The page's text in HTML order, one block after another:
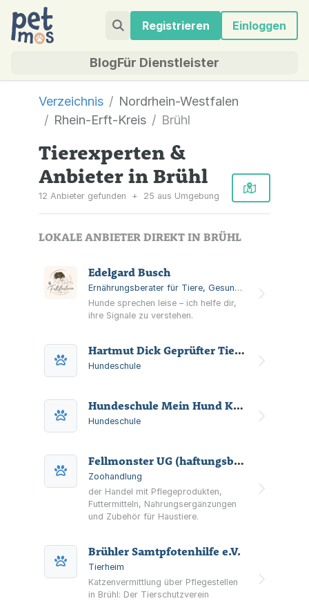
Registrieren Einloggen
BlogFür Dienstleister
Verzeichnis
Nordrhein-Westfalen
Rhein-Erft-Kreis
Brühl
Tierexperten &
Anbieter in Brühl
12 Anbieter gefunden + 25 aus Umgebung
LOKALE ANBIETER DIREKT IN BRÜHL
Edelgard Busch
Ernährungsberater für Tiere, Gesundheitsberaterin für Hunde, Tierdienstleister
Hunde sprechen leise – ich helfe dir,
ihre Signale zu verstehen.
Hartmut Dick Geprüfter Tierheilpraktiker (VDT)
Hundeschule
Hundeschule Mein Hund Kann
Hundeschule
Fellmonster UG (haftungsbeschränkt)
Zoohandlung
der Handel mit Pflegeprodukten,
Futtermitteln, Nahrungsergänzungen
und Zubehör für Haustiere.
Brühler Samtpfotenhilfe e.V.
Tierheim
Katzenvermittlung über Pflegestellen
in Brühl: Der Tierschutzverein